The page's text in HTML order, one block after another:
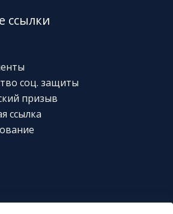
ссылки
соц. защиты
призыв
ссылка